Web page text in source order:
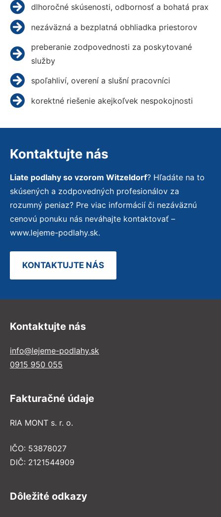
dlhoročné skúsenosti, odbornosť a bohatá prax
nezáväzná a bezplatná obhliadka priestorov
preberanie zodpovednosti za poskytované
služby
spoľahliví, overení a slušní pracovníci
korektné riešenie akejkoľvek nespokojnosti
Kontaktujte nás
Liate podlahy so vzorom Witzeldorf? Hľadáte na to
skúsených a zodpovedných profesionálov za
rozumný peniaz? Pre viac informácií či nezáväznú
cenovú ponuku nás neváhajte kontaktovať –
www.lejeme-podlahy.sk.
KONTAKTUJTE NÁS
Kontaktujte nás
info@lejeme-podlahy.sk
0915 950 055
Fakturačné údaje
RIA MONT s. r. o.
IČO: 53878027
DIČ: 2121544909
Dôležité odkazy